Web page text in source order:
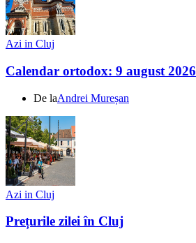
Azi in Cluj
Calendar ortodox: 9 august 2026
De laAndrei Mureșan
Azi in Cluj
Prețurile zilei în Cluj